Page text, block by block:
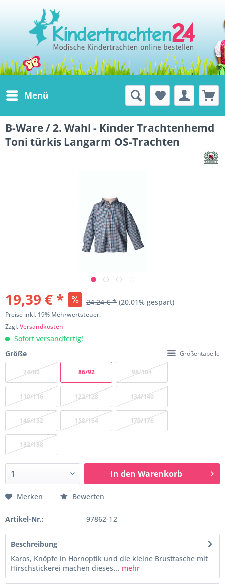
Menü
B-Ware / 2. Wahl - Kinder Trachtenhemd
Toni türkis Langarm OS-Trachten
19,39 € * 24,24 € * (20,01% gespart)
Preise inkl. 19% Mehrwertsteuer.
Zzgl.Versandkosten
Sofort versandfertig!
Größe
Größentabelle
74/80 86/92 98/104
110/116 122/128 134/140
146/152 158/164 170/176
182/188
In den Warenkorb
Merken Bewerten
Artikel-Nr.: 97862-12
Beschreibung
Karos, Knöpfe in Hornoptik und die kleine Brusttasche mit
Hirschstickerei machen dieses... mehr